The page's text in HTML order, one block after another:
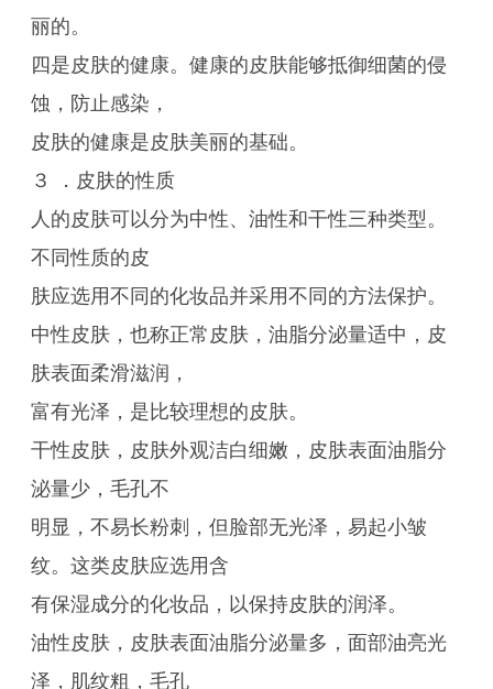
丽的。
四是皮肤的健康。健康的皮肤能够抵御细菌的侵
蚀，防止感染，
皮肤的健康是皮肤美丽的基础。
３ ．皮肤的性质
人的皮肤可以分为中性、油性和干性三种类型。
不同性质的皮
肤应选用不同的化妆品并采用不同的方法保护。
中性皮肤，也称正常皮肤，油脂分泌量适中，皮
肤表面柔滑滋润，
富有光泽，是比较理想的皮肤。
干性皮肤，皮肤外观洁白细嫩，皮肤表面油脂分
泌量少，毛孔不
明显，不易长粉刺，但脸部无光泽，易起小皱
纹。这类皮肤应选用含
有保湿成分的化妆品，以保持皮肤的润泽。
油性皮肤，皮肤表面油脂分泌量多，面部油亮光
泽，肌纹粗，毛孔